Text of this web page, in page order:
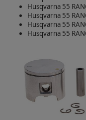
Husqvarna 55
Husqvarna 55
Husqvarna 55
Husqvarna 55